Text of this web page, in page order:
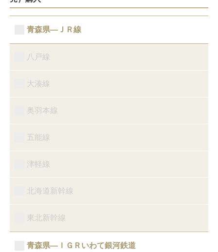
青森県―ＪＲ線
八戸線
大湊線
奥羽本線
五能線
津軽線
北海道新幹線
東北新幹線
青森県―ＩＧＲいわて銀河鉄道